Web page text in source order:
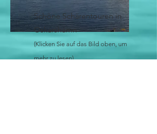
Schöne Schärentouren in
Oskarshamn
(Klicken Sie auf das Bild oben, um
mehr zu lesen)